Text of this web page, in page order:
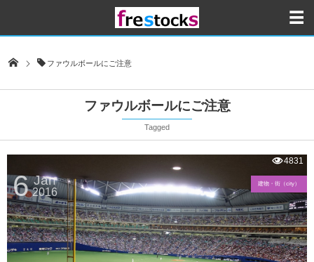
ファウルボールにご注意
ファウルボールにご注意
Tagged
6 Jan
2016
建物・街（city）
4831